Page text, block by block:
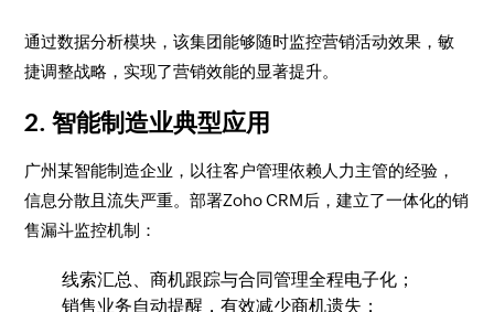
通过数据分析模块，该集团能够随时监控营销活动效果，敏
捷调整战略，实现了营销效能的显著提升。
2. 智能制造业典型应用
广州某智能制造企业，以往客户管理依赖人力主管的经验，
信息分散且流失严重。部署Zoho CRM后，建立了一体化的销
售漏斗监控机制：
线索汇总、商机跟踪与合同管理全程电子化；
销售业务自动提醒，有效减少商机遗失；